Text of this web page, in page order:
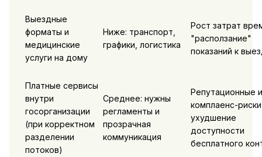
Выездные
форматы и
медицинские
услуги на дому
Ниже: транспорт,
графики, логистика
Рост затрат
"расползание"
показаний к
Платные сервисы
внутри
госорганизации
(при корректном
разделении
потоков)
Среднее: нужны
регламенты и
прозрачная
коммуникация
Репутационные и
комплаенс-
ухудшение
доступности
бесплатного